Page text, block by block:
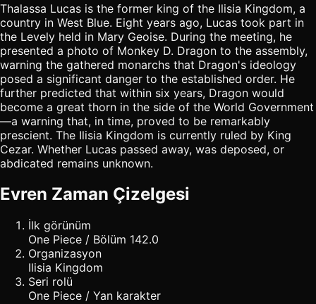
Thalassa Lucas is the former king of the Ilisia Kingdom, a
country in West Blue. Eight years ago, Lucas took part in
the Levely held in Mary Geoise. During the meeting, he
presented a photo of Monkey D. Dragon to the assembly,
warning the gathered monarchs that Dragon's ideology
posed a significant danger to the established order. He
further predicted that within six years, Dragon would
become a great thorn in the side of the World Government
—a warning that, in time, proved to be remarkably
prescient. The Ilisia Kingdom is currently ruled by King
Cezar. Whether Lucas passed away, was deposed, or
abdicated remains unknown.
Evren Zaman Çizelgesi
İlk görünüm
One Piece / Bölüm 142.0
Organizasyon
Ilisia Kingdom
Seri rolü
One Piece / Yan karakter